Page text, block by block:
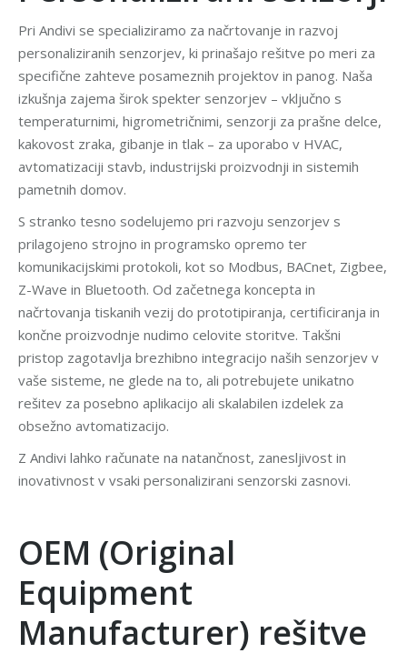
Pri Andivi se specializiramo za načrtovanje in razvoj
personaliziranih senzorjev, ki prinašajo rešitve po meri za
specifične zahteve posameznih projektov in panog. Naša
izkušnja zajema širok spekter senzorjev – vključno s
temperaturnimi, higrometričnimi, senzorji za prašne delce,
kakovost zraka, gibanje in tlak – za uporabo v HVAC,
avtomatizaciji stavb, industrijski proizvodnji in sistemih
pametnih domov.
S stranko tesno sodelujemo pri razvoju senzorjev s
prilagojeno strojno in programsko opremo ter
komunikacijskimi protokoli, kot so Modbus, BACnet, Zigbee,
Z-Wave in Bluetooth. Od začetnega koncepta in
načrtovanja tiskanih vezij do prototipiranja, certificiranja in
končne proizvodnje nudimo celovite storitve. Takšni
pristop zagotavlja brezhibno integracijo naših senzorjev v
vaše sisteme, ne glede na to, ali potrebujete unikatno
rešitev za posebno aplikacijo ali skalabilen izdelek za
obsežno avtomatizacijo.
Z Andivi lahko računate na natančnost, zanesljivost in
inovativnost v vsaki personalizirani senzorski zasnovi.
OEM (Original
Equipment
Manufacturer) rešitve